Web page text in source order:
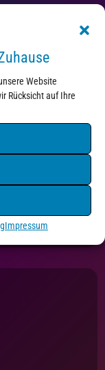
Website
Rücksicht auf Ihre
Impressum